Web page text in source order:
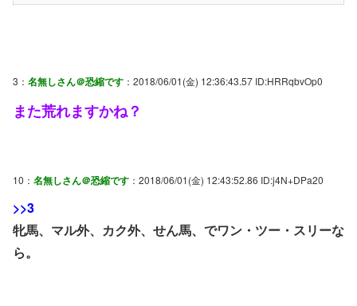
3： 名無しさん＠恐縮です ：2018/06/01(金) 12:36:43.57 ID:HRRqbvOp0
また荒れますかね？
10： 名無しさん＠恐縮です ：2018/06/01(金) 12:43:52.86 ID:j4N+DPa20
>>3
牝馬、マル外、カク外、せん馬、でワン・ツー・スリーな
ら。